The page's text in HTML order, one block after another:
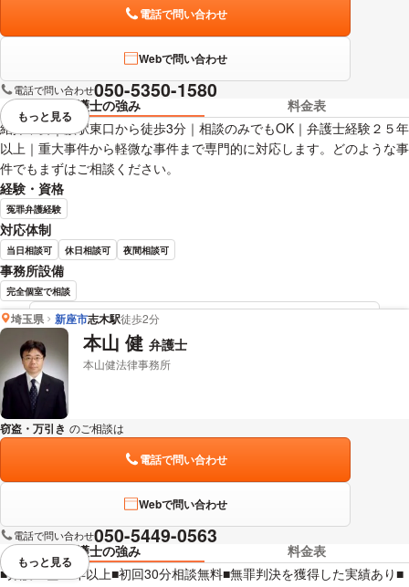
電話で問い合わせ
Webで問い合わせ
電話で問い合わせ050-5350-1580
弁護士の強み
料金表
紹介不要｜蕨駅東口から徒歩3分｜相談のみでもOK｜弁護士経験２５年
以上｜重大事件から軽微な事件まで専門的に対応します。どのような事
件でもまずはご相談ください。
経験・資格
冤罪弁護経験
対応体制
当日相談可 休日相談可 夜間相談可
事務所設備
完全個室で相談
岩本 憲武 弁護士の詳細情報を見る
視覚的に省略されている要素を
もっと見る
埼玉県 新座市志木駅徒歩2分
本山 健 弁護士
本山健法律事務所
窃盗・万引き のご相談は
電話で問い合わせ
Webで問い合わせ
電話で問い合わせ050-5449-0563
弁護士の強み
料金表
■弁護士歴20年以上■初回30分相談無料■無罪判決を獲得した実績あり■
視覚的に省略されている要素を
もっと見る